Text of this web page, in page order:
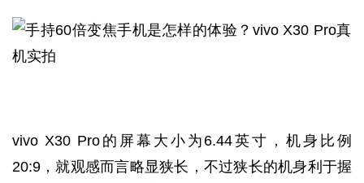
vivo X30 Pro的屏幕大小为6.44英寸，机身比例
20:9，就观感而言略显狭长，不过狭长的机身利于握